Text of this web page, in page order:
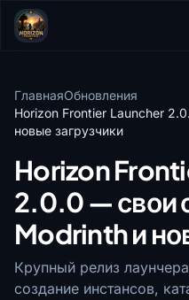
ГлавнаяОбновления
Horizon Frontier Launcher
новые загрузчики
Horizon
2.0.0 — свои
Modrinth и
Крупный релиз
создание инстансов,